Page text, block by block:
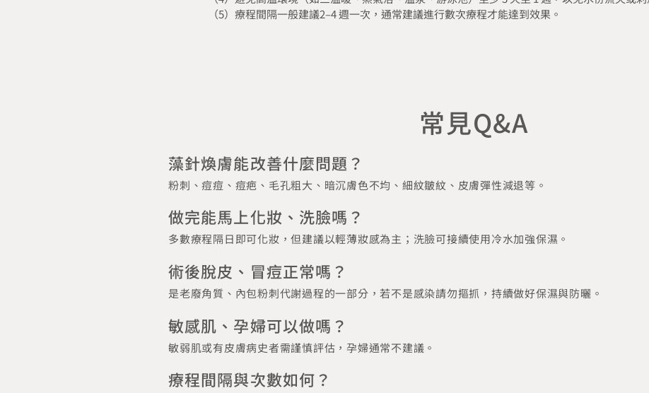
（5）療程間隔一般建議2‒4 週一次，通常建議進行數次療程才能達到效果。
常見Q&A
藻針煥膚能改善什麼問題？
粉刺、痘痘、痘疤、毛孔粗大、暗沉膚色不均、細紋皺紋、皮膚彈性減退等。
做完能馬上化妝、洗臉嗎？
多數療程隔日即可化妝，但建議以輕薄妝感為主；洗臉可接續使用冷水加強保濕。
術後脫皮、冒痘正常嗎？
是老廢角質、內包粉刺代謝過程的一部分，若不是感染請勿摳抓，持續做好保濕與防曬。
敏感肌、孕婦可以做嗎？
敏弱肌或有皮膚病史者需謹慎評估，孕婦通常不建議。
療程間隔與次數如何？